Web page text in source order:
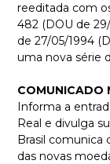
reeditada com
482 (DOU de
de 27/05/1994
uma nova série
COMUNICADO
Informa a
Real e divulga
Brasil comunica
das novas